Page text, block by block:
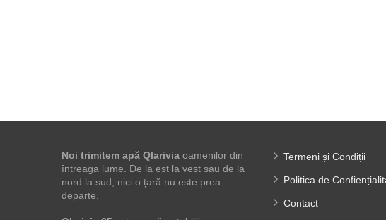
Noi trimitem apă Qlarivia oamenilor din
întreaga lume. De la est la vest sau de la
nord la sud, nici o țară nu este prea
departe.
Termeni și Condiții
Politica de
Contact